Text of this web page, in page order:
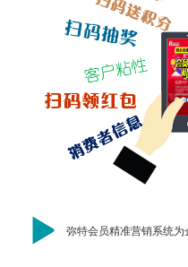
弥特会员精准营销系统为